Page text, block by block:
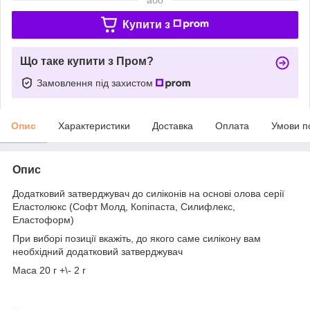
Купити з
Що таке купити з Пром?
Замовлення під захистом
Опис Характеристики Доставка Оплата Умови
Опис
Додатковий затверджувач до силіконів на основі олова серії
Еластолюкс (Софт Молд, Копіпаста, Силифлекс,
Еластоформ)
При виборі позиції вкажіть, до якого саме силікону вам
необхідний додатковий затверджувач
Маса 20 г +\- 2 г